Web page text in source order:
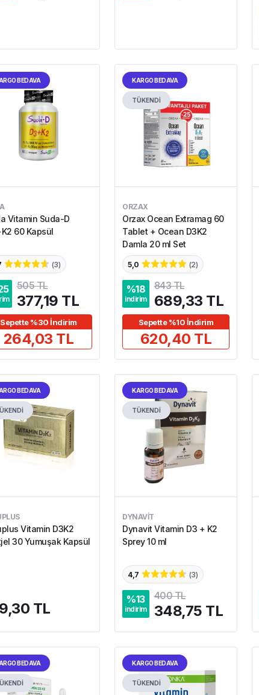
BEDAVA
Vitamin Suda-D
60 Kapsül
(3)
505 TL
377,19 TL
Sepette %30 İndirim
264,03 TL
KARGO BEDAVA
TÜKENDİ
ORZAX
Orzax Ocean Extramag 60
Tablet + Ocean D3K2
Damla 20 ml Set
5,0 (2)
%18
indirim
843 TL
689,33 TL
Sepette %10 İndirim
620,40 TL
BEDAVA
Vitamin D3K2
30 Yumuşak Kapsül
TL
KARGO BEDAVA
TÜKENDİ
DYNAVIT
Dynavit Vitamin D3 + K2
Sprey 10 ml
4,7 (3)
%13
indirim
400 TL
348,75 TL
BEDAVA KARGO BEDAVA
TÜKENDİ